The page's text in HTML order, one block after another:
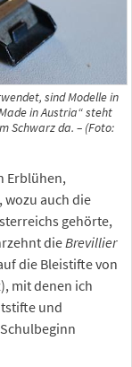
sind Modelle in
in Austria“ steht
Schwarz da. – (Foto:
Erblühen,
wozu auch die
gehörte,
dieBrevillier
die Bleistifte von
mit denen ich
und